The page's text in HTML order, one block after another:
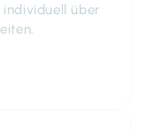
individuell über